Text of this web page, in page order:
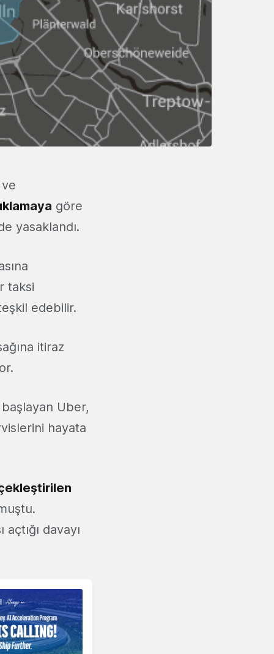
göre
yasaklandı.
taksi
edebilir.
itiraz
Uber,
hayata
davayı